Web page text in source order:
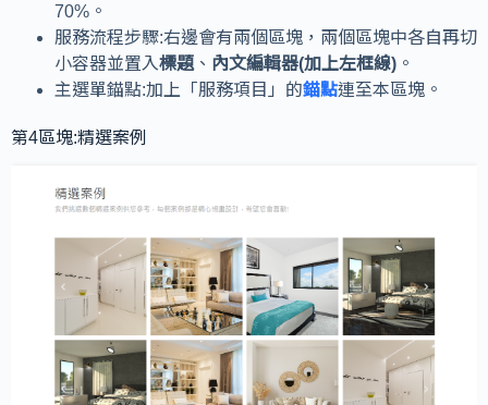
70%。
服務流程步驟:右邊會有兩個區塊，兩個區塊中各自再切
小容器並置入標題 、 內文編輯器(加上左框線) 。
主選單錨點:加上「服務項目」的錨點連至本區塊。
第4區塊:精選案例